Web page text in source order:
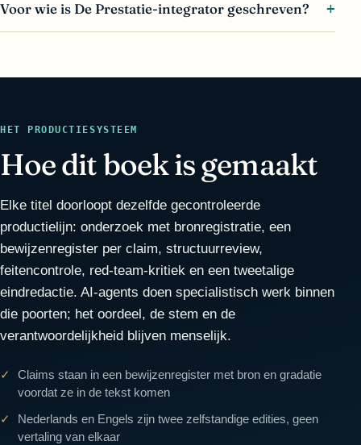
Voor wie is De Prestatie-integrator geschreven?
HET PRODUCTIESYSTEEM
Hoe dit boek is gemaakt
Elke titel doorloopt dezelfde gecontroleerde
productielijn: onderzoek met bronregistratie, een
bewijzenregister per claim, structuurreview,
feitencontrole, red-team-kritiek en een tweetalige
eindredactie. AI-agents doen specialistisch werk binnen
die poorten; het oordeel, de stem en de
verantwoordelijkheid blijven menselijk.
Claims staan in een bewijzenregister met bron en gradatie
voordat ze in de tekst komen
Nederlands en Engels zijn twee zelfstandige edities, geen
vertaling van elkaar